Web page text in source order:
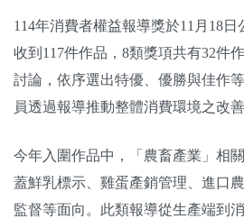
監督觀察
優質兒少
媒體素養
研究計畫
捐款支持
114年消費者權益報導獎於11月18
收到117件作品，8類獎項共有32件
討論，依序選出特優、優勝與佳作
員透過報導推動整體消費環境之改善
今年入圍作品中，「農畜產業」相
蓋鮮乳標示、雞蛋產銷管理、進口
監督等面向。此類報導從生產端到